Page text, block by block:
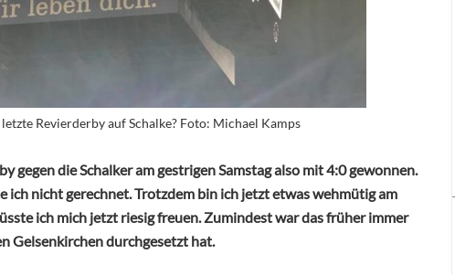
Revierderby auf Schalke? Foto: Michael Kamps
gegen die Schalker am gestrigen Samstag also mit 4:0 gewonnen.
ich nicht gerechnet. Trotzdem bin ich jetzt etwas wehmütig am
ich mich jetzt riesig freuen. Zumindest war das früher immer
Gelsenkirchen durchgesetzt hat.